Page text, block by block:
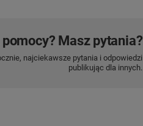
Masz pytania?
najciekawsze pytania i odpowiedzi
publikując dla innych.